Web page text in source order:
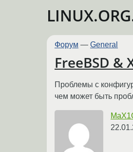
Форум — General
FreeBSD &
Проблемы с
чем может быть